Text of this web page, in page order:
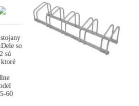
so
sú
60